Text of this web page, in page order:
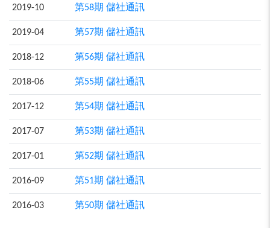
2019-10 第58期 儲社通訊
2019-04 第57期 儲社通訊
2018-12 第56期 儲社通訊
2018-06 第55期 儲社通訊
2017-12 第54期 儲社通訊
2017-07 第53期 儲社通訊
2017-01 第52期 儲社通訊
2016-09 第51期 儲社通訊
2016-03 第50期 儲社通訊